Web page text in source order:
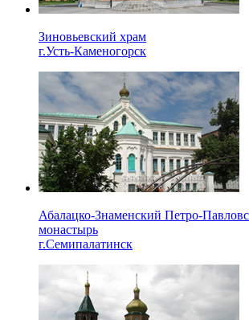
Зиновьевский храм
г.Усть-Каменогорск
Абалацко-Знаменский Петро-
монастырь
г.Семипалатинск